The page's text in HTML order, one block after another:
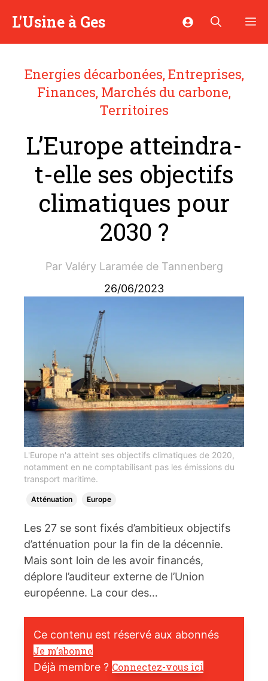
L'Usine à Ges
Energies décarbonées,Entreprises,
Finances, Marchés du carbone,
Territoires
L’Europe atteindra-
t-elle ses objectifs
climatiques pour
2030 ?
Par Valéry Laramée de Tannenberg
26/06/2023
L'Europe n'a atteint ses objectifs climatiques de 2020,
notamment en ne comptabilisant pas les émissions du
transport maritime.
Atténuation Europe
Les 27 se sont fixés d’ambitieux objectifs
d’atténuation pour la fin de la décennie.
Mais sont loin de les avoir financés,
déplore l’auditeur externe de l’Union
européenne. La cour des…
Ce contenu est réservé aux abonnés
Je m’abonne
Déjà membre ? Connectez-vous ici